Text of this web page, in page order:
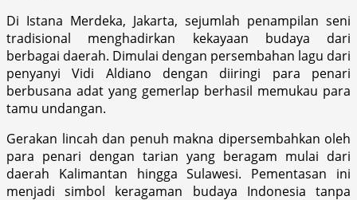
Di Istana Merdeka, Jakarta, sejumlah penampilan seni
tradisional menghadirkan kekayaan budaya dari
berbagai daerah. Dimulai dengan persembahan lagu dari
penyanyi Vidi Aldiano dengan diiringi para penari
berbusana adat yang gemerlap berhasil memukau para
tamu undangan.
Gerakan lincah dan penuh makna dipersembahkan oleh
para penari dengan tarian yang beragam mulai dari
daerah Kalimantan hingga Sulawesi. Pementasan ini
menjadi simbol keragaman budaya Indonesia tanpa